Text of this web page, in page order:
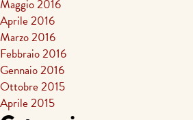
Maggio 2016
Aprile 2016
Marzo 2016
Febbraio 2016
Gennaio 2016
Ottobre 2015
Aprile 2015